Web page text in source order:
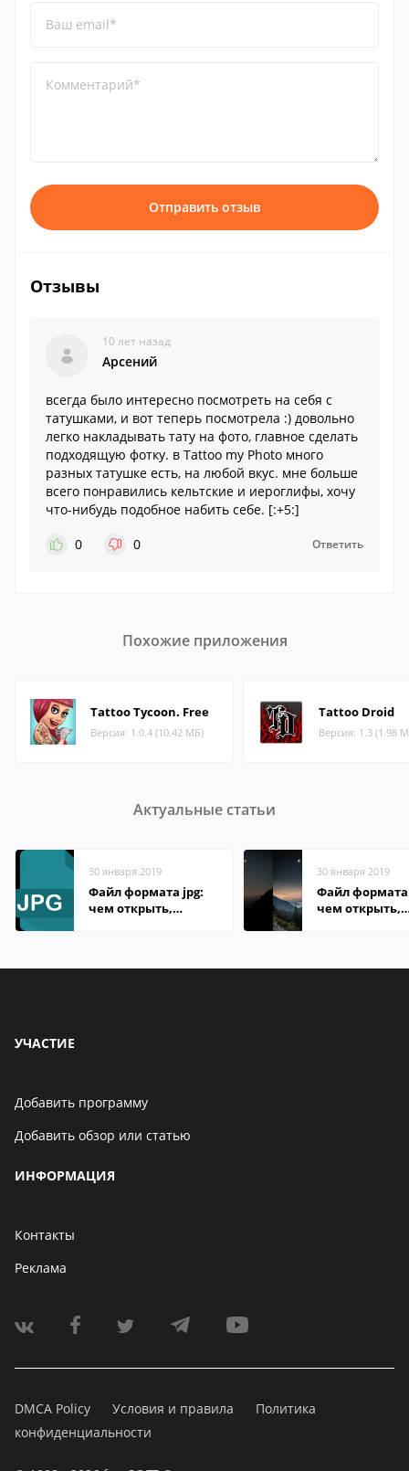
Ваш email*
Комментарий*
Отправить отзыв
Отзывы
10 лет назад
Арсений
всегда было интересно посмотреть на себя с
татушками, и вот теперь посмотрела :) довольно
легко накладывать тату на фото, главное сделать
подходящую фотку. в Tattoo my Photo много
разных татушке есть, на любой вкус. мне больше
всего понравились кельтские и иероглифы, хочу
что-нибудь подобное набить себе. [:+5:]
0
0 Ответить
Похожие приложения
Tattoo Tycoon. Free
Версия: 1.0.4 (10.42 МБ)
Tattoo Droid
Версия: 1.3 (1.98
Актуальные статьи
30 января 2019
Файл формата jpg:
чем открыть,
30 января 2019
Файл
чем открыть,
УЧАСТИЕ
Добавить программу
Добавить обзор или статью
ИНФОРМАЦИЯ
Контакты
Реклама
DMCA Policy Условия и правила
Политика
конфиденциальности